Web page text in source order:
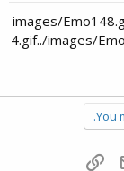
../images/
4.gif../images/
You
דואר אלקטרוני